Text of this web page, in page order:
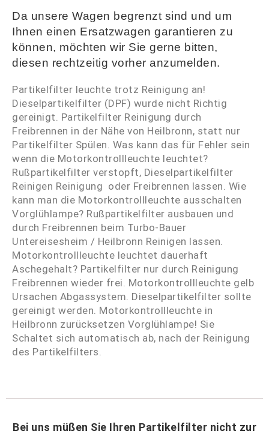
Da unsere Wagen begrenzt sind und um
Ihnen einen Ersatzwagen garantieren zu
können, möchten wir Sie gerne bitten,
diesen rechtzeitig vorher anzumelden.
Partikelfilter leuchte trotz Reinigung an!
Dieselpartikelfilter (DPF) wurde nicht Richtig
gereinigt. Partikelfilter Reinigung durch
Freibrennen in der Nähe von Heilbronn, statt nur
Partikelfilter Spülen. Was kann das für Fehler sein
wenn die Motorkontrollleuchte leuchtet?
Rußpartikelfilter verstopft, Dieselpartikelfilter
Reinigen Reinigung oder Freibrennen lassen. Wie
kann man die Motorkontrollleuchte ausschalten
Vorglühlampe? Rußpartikelfilter ausbauen und
durch Freibrennen beim Turbo-Bauer
Untereisesheim / Heilbronn Reinigen lassen.
Motorkontrollleuchte leuchtet dauerhaft
Aschegehalt? Partikelfilter nur durch Reinigung
Freibrennen wieder frei. Motorkontrollleuchte gelb
Ursachen Abgassystem. Dieselpartikelfilter sollte
gereinigt werden. Motorkontrollleuchte in
Heilbronn zurücksetzen Vorglühlampe! Sie
Schaltet sich automatisch ab, nach der Reinigung
des Partikelfilters.
Bei uns müßen Sie Ihren Partikelfilter nicht zur